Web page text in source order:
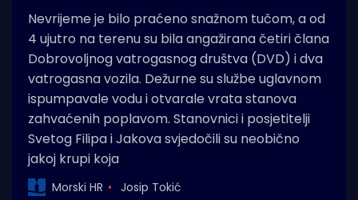
Nevrijeme je bilo praćeno snažnom tučom, a od
4 ujutro na terenu su bila angažirana četiri člana
Dobrovoljnog vatrogasnog društva (DVD) i dva
vatrogasna vozila. Dežurne su službe uglavnom
ispumpavale vodu i otvarale vrata stanova
zahvaćenih poplavom. Stanovnici i posjetitelji
Svetog Filipa i Jakova svjedočili su neobično
jakoj krupi koja
Morski HR Josip Tokić